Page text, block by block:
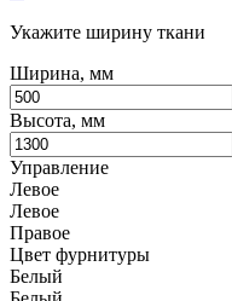
Укажите ширину ткани
Ширина, мм
Высота, мм
Управление
Левое
Левое
Правое
Цвет фурнитуры
Белый